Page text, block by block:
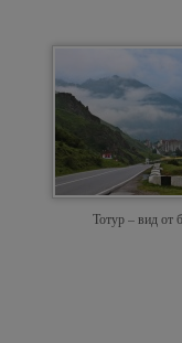
Тотур – вид от